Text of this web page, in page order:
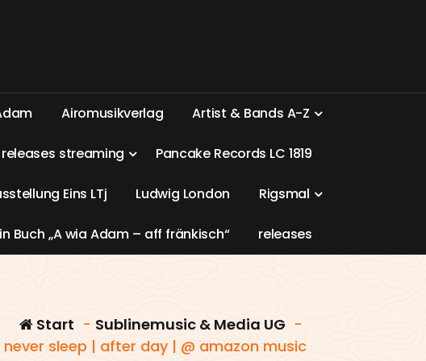
dam Airomusikverlag Artist & Bands A-Z
releases streaming Pancake Records LC 1819
sstellung Eins LTj Ludwig London Rigsmal
in Buch „Awia Adam – aff fränkisch“ releases
Start - Sublinemusic & Media UG -
never sleep | after day | @ amazon music